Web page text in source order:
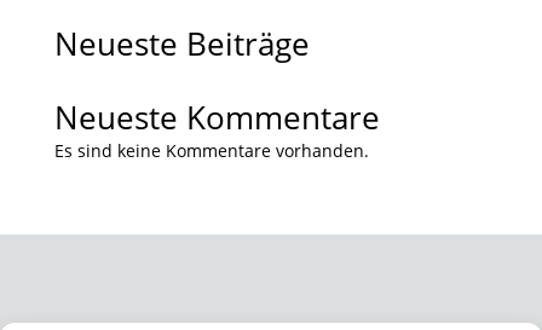
Neueste Beiträge
Neueste Kommentare
Es sind keine Kommentare vorhanden.